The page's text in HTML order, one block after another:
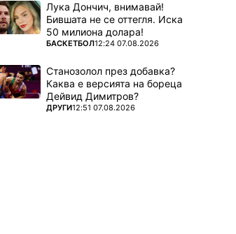
Лука Дончич, внимавай!
Бившата не се оттегля. Иска
50 милиона долара!
ПОВЕЧЕ ОТ
БАСКЕТБОЛ12:24 07.08.2026
Станозолол през добавка?
Каква е версията на бореца
Дейвид Димитров?
ПОВЕЧЕ ОТ
ДРУГИ12:51 07.08.2026